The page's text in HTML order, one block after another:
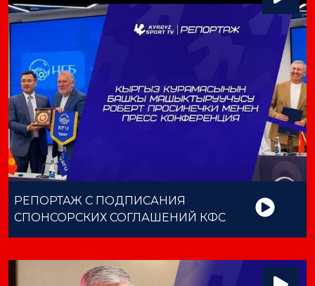
РЕПОРТАЖ С ПОДПИСАНИЯ
СПОНСОРСКИХ СОГЛАШЕНИЙ КФС